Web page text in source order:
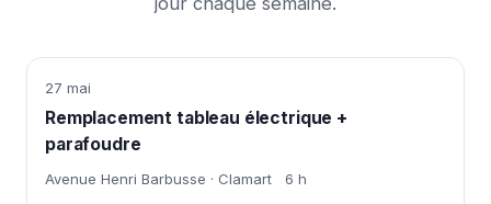
27 mai
Remplacement tableau électrique +
parafoudre
Avenue Henri Barbusse · Clamart 6 h